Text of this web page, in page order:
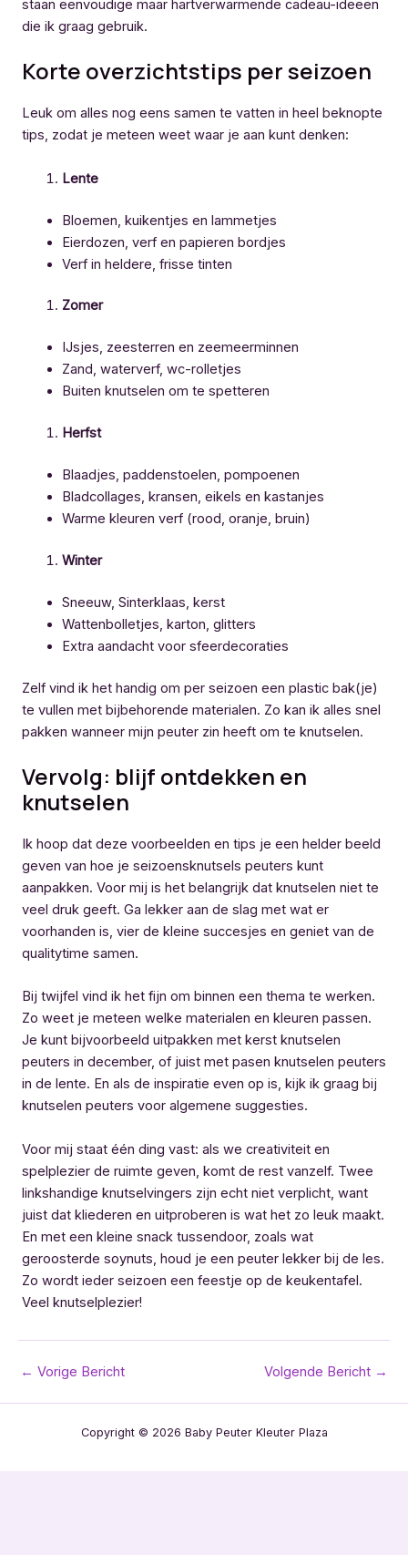
staan eenvoudige maar hartverwarmende cadeau-ideeën
die ik graag gebruik.
Korte overzichtstips per seizoen
Leuk om alles nog eens samen te vatten in heel beknopte
tips, zodat je meteen weet waar je aan kunt denken:
Lente
Bloemen, kuikentjes en lammetjes
Eierdozen, verf en papieren bordjes
Verf in heldere, frisse tinten
Zomer
IJsjes, zeesterren en zeemeerminnen
Zand, waterverf, wc-rolletjes
Buiten knutselen om te spetteren
Herfst
Blaadjes, paddenstoelen, pompoenen
Bladcollages, kransen, eikels en kastanjes
Warme kleuren verf (rood, oranje, bruin)
Winter
Sneeuw, Sinterklaas, kerst
Wattenbolletjes, karton, glitters
Extra aandacht voor sfeerdecoraties
Zelf vind ik het handig om per seizoen een plastic bak(je)
te vullen met bijbehorende materialen. Zo kan ik alles snel
pakken wanneer mijn peuter zin heeft om te knutselen.
Vervolg: blijf ontdekken en
knutselen
Ik hoop dat deze voorbeelden en tips je een helder beeld
geven van hoe je seizoensknutsels peuters kunt
aanpakken. Voor mij is het belangrijk dat knutselen niet te
veel druk geeft. Ga lekker aan de slag met wat er
voorhanden is, vier de kleine succesjes en geniet van de
qualitytime samen.
Bij twijfel vind ik het fijn om binnen een thema te werken.
Zo weet je meteen welke materialen en kleuren passen.
Je kunt bijvoorbeeld uitpakken met kerst knutselen
peuters in december, of juist met pasen knutselen peuters
in de lente. En als de inspiratie even op is, kijk ik graag bij
knutselen peuters voor algemene suggesties.
Voor mij staat één ding vast: als we creativiteit en
spelplezier de ruimte geven, komt de rest vanzelf. Twee
linkshandige knutselvingers zijn echt niet verplicht, want
juist dat kliederen en uitproberen is wat het zo leuk maakt.
En met een kleine snack tussendoor, zoals wat
geroosterde soynuts, houd je een peuter lekker bij de les.
Zo wordt ieder seizoen een feestje op de keukentafel.
Veel knutselplezier!
Bericht
← Vorige Bericht Volgende Bericht →
Copyright © 2026 Baby Peuter Kleuter Plaza